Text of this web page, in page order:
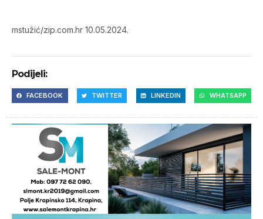
mstužić/zip.com.hr 10.05.2024.
Podijeli:
FACEBOOK TWITTER LINKEDIN WHATSAPP